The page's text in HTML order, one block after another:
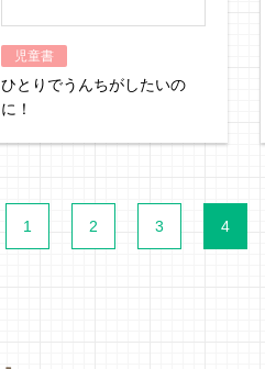
児童書
ひとりでうんちがしたいの
に！
1 2 3 4